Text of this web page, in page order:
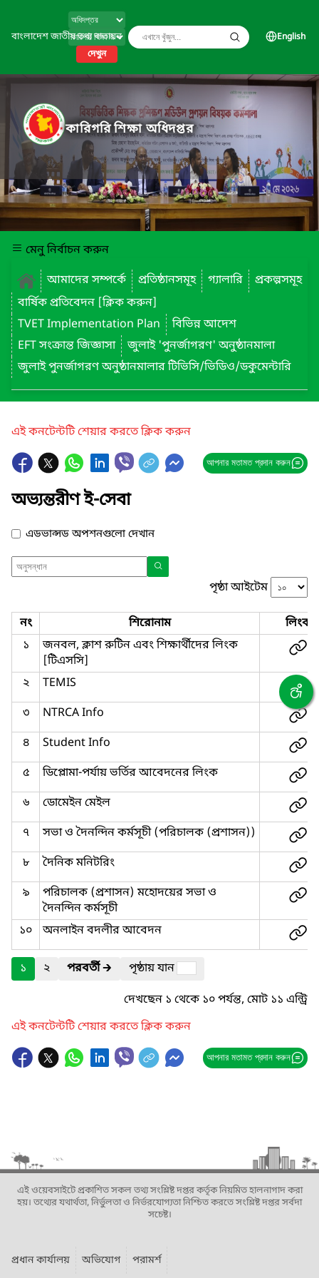
বাংলাদেশ জাতীয় তথ্য বাতায়ন
দেখুন
English
কারিগরি শিক্ষা অধিদপ্তর
মেনু নির্বাচন করুন
আমাদের সম্পর্কে
প্রতিষ্ঠানসমূহ গ্যালারি
প্রকল্পসমূহ
বার্ষিক প্রতিবেদন [ক্লিক করুন]
TVET Implementation Plan
বিভিন্ন আদেশ
EFT সংক্রান্ত জিজ্ঞাসা
জুলাই 'পুনর্জাগরণ' অনুষ্ঠানমালা
জুলাই পুনর্জাগরণ অনুষ্ঠানমালার টিভিসি/ভিডিও/ডকুমেন্টারি
এই কনটেন্টটি শেয়ার করতে ক্লিক করুন
আপনার মতামত প্রদান করুন
অভ্যন্তরীণ ই-সেবা
এডভান্সড অপশনগুলো দেখান
পৃষ্ঠা আইটেম
নং শিরোনাম
লিংক
১
জনবল, ক্লাশ রুটিন এবং শিক্ষার্থীদের লিংক
[টিএসসি]
২
TEMIS
৩
NTRCA Info
৪
Student Info
৫
ডিপ্লোমা-পর্যায় ভর্তির আবেদনের লিংক
৬
ডোমেইন মেইল
৭
সভা ও দৈনন্দিন কর্মসূচী (পরিচালক (প্রশাসন))
৮
দৈনিক মনিটরিং
৯
পরিচালক (প্রশাসন) মহোদয়ের সভা ও
দৈনন্দিন কর্মসূচী
১০
অনলাইন বদলীর আবেদন
১ ২ পরবর্তী🡲
পৃষ্ঠায় যান
দেখছেন ১ থেকে ১০ পর্যন্ত, মোট ১১ এন্ট্রি
এই কনটেন্টটি শেয়ার করতে ক্লিক করুন
আপনার মতামত প্রদান করুন
এই ওয়েবসাইটে প্রকাশিত সকল তথ্য সংশ্লিষ্ট দপ্তর কর্তৃক নিয়মিত হালনাগাদ করা
হয়। তথ্যের যথার্থতা, নির্ভুলতা ও নির্ভরযোগ্যতা নিশ্চিত করতে সংশ্লিষ্ট দপ্তর সর্বদা
সচেষ্ট।
প্রধান কার্যালয় অভিযোগ পরামর্শ